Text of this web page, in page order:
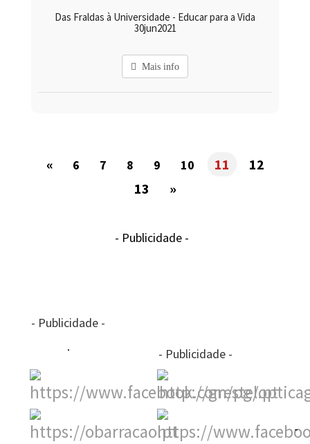
Das Fraldas à Universidade - Educar para a Vida
30jun2021
Mais info
« 6 7 8 9 10 11
12
13
»
- Publicidade -
- Publicidade -
- Publicidade -
-